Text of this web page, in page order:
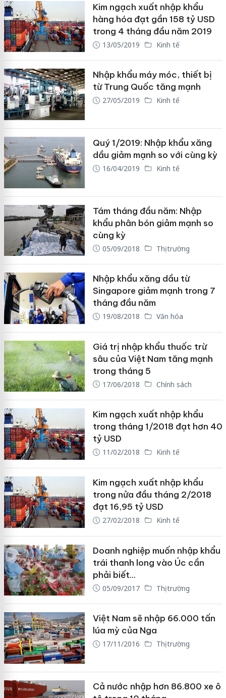
Kim ngạch xuất nhập khẩu
hàng hóa đạt gần 158 tỷ USD
trong 4 tháng đầu năm 2019
13/05/2019 Kinh tế
Nhập khẩu máy móc, thiết bị
từ Trung Quốc tăng mạnh
27/05/2019 Kinh tế
Quý 1/2019: Nhập khẩu xăng
dầu giảm mạnh so với cùng kỳ
16/04/2019 Kinh tế
Tám tháng đầu năm: Nhập
khẩu phân bón giảm mạnh so
cùng kỳ
05/09/2018 Thị trường
Nhập khẩu xăng dầu từ
Singapore giảm mạnh trong 7
tháng đầu năm
19/08/2018 Văn hóa
Giá trị nhập khẩu thuốc trừ
sâu của Việt Nam tăng mạnh
trong tháng 5
17/06/2018 Chính sách
Kim ngạch xuất nhập khẩu
trong tháng 1/2018 đạt hơn 40
tỷ USD
11/02/2018 Kinh tế
Kim ngạch xuất nhập khẩu
trong nửa đầu tháng 2/2018
đạt 16,95 tỷ USD
27/02/2018 Kinh tế
Doanh nghiệp muốn nhập khẩu
trái thanh long vào Úc cần
phải biết…
05/09/2017 Thị trường
Việt Nam sẽ nhập 66.000 tấn
lúa mỳ của Nga
17/11/2016 Thị trường
Cả nước nhập hơn 86.800 xe ô